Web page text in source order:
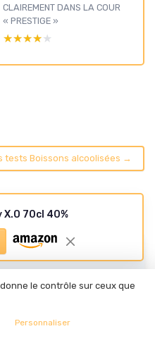
CLAIREMENT DANS LA COUR
« PRESTIGE »
★★★★★
★★★★★
tests Boissons alcoolisées →
X.O 70cl 40%
le contrôle sur ceux que
Personnaliser